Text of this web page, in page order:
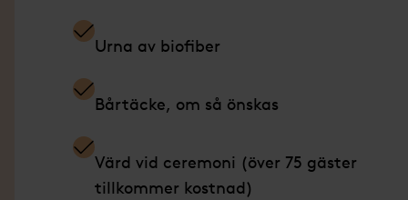
Urna av biofiber
Bårtäcke, om så önskas
Värd vid ceremoni (över 75 gäster
tillkommer kostnad)